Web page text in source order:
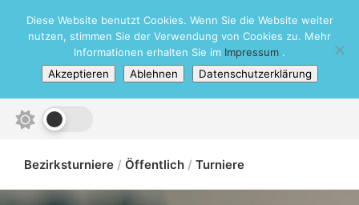
content
Schachbezirk Heidelberg e.V.
Bezirksturniere / Öffentlich / Turniere
Diese Website benutzt Cookies. Wenn Sie die Website weiter
nutzen, stimmen Sie der Verwendung von Cookies zu. Mehr
Informationen erhalten Sie im Impressum .
Akzeptieren
Ablehnen Datenschutzerklärung